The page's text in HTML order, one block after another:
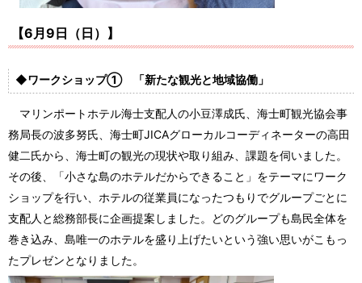
【6 月9日（日）】
◆ワークショップ① 「新たな観光と地域協働」
マリンポートホテル海士支配人の小豆澤成氏、海士町観光協会事
務局長の波多努氏、海士町JICAグローカルコーディネーターの高田
健二氏から、海士町の観光の現状や取り組み、課題を伺いました。
その後、「小さな島のホテルだからできること」をテーマにワーク
ショップを行い、ホテルの従業員になったつもりでグループごとに
支配人と総務部長に企画提案しました。どのグループも島民全体を
巻き込み、島唯一のホテルを盛り上げたいという強い思いがこもっ
たプレゼンとなりました。